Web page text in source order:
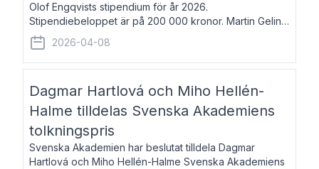
Olof Engqvists stipendium för år 2026.
Stipendiebeloppet är på 200 000 kronor. Martin Gelin,
född 1978, är journalist och författare. Han lever
numera i Paris men var under många år bosat
2026-04-08
Dagmar Hartlová och Miho Hellén-
Halme tilldelas Svenska Akademiens
tolkningspris
Svenska Akademien har beslutat tilldela Dagmar
Hartlová och Miho Hellén-Halme Svenska Akademiens